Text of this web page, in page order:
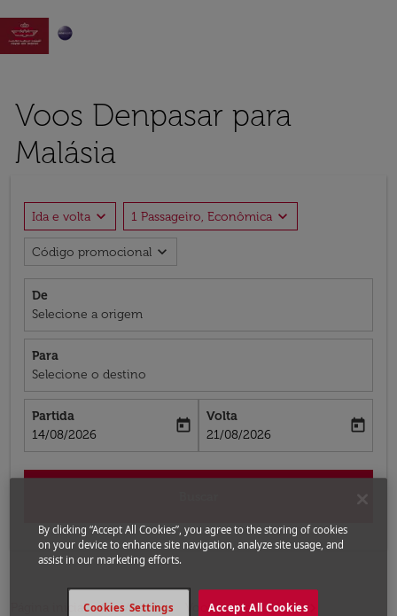

Voos Denpasar para
Malásia
Ida e volta expand_more 1 Passageiro, Econômica expand_more
Código promocional expand_more
De
Selecione a origem
Para
Selecione o destino
Partida
fc-booking-departure-date-aria-label
14/08/2026
today
Volta
fc-booking-return-date-aria-label
21/08/2026
today
Página inicial Voos
Voos para a Malásia
By clicking “Accept All Cookies”, you agree to the storing of cookies
on your device to enhance site navigation, analyze site usage, and
assist in our marketing efforts.
Accept All Cookies
Cookies Settings